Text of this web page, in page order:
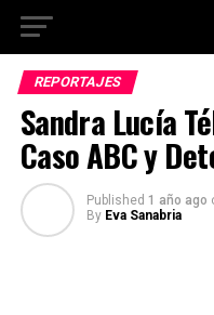
REPORTAJES
Sandra Lucía
Caso ABC y
Published 1 año ago
By Eva Sanabria